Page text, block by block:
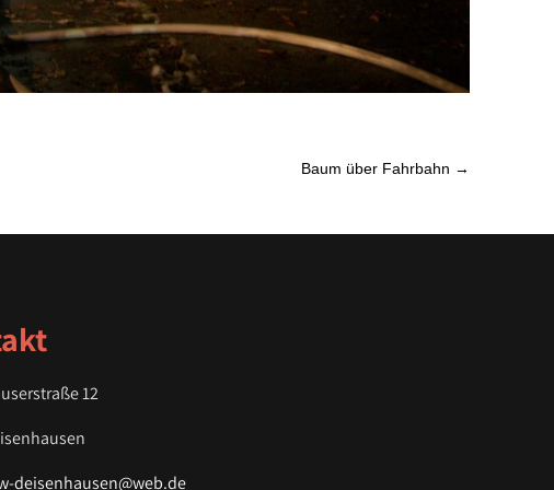
Baum über Fahrbahn →
12
deisenhausen@web.de